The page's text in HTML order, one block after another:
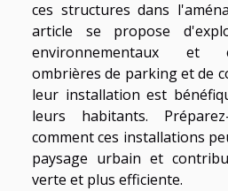
ces structures dans
article se propose
environnementaux et
ombrières de parking et de
leur installation est
leurs habitants.
comment ces installations
paysage urbain et
verte et plus efficiente.